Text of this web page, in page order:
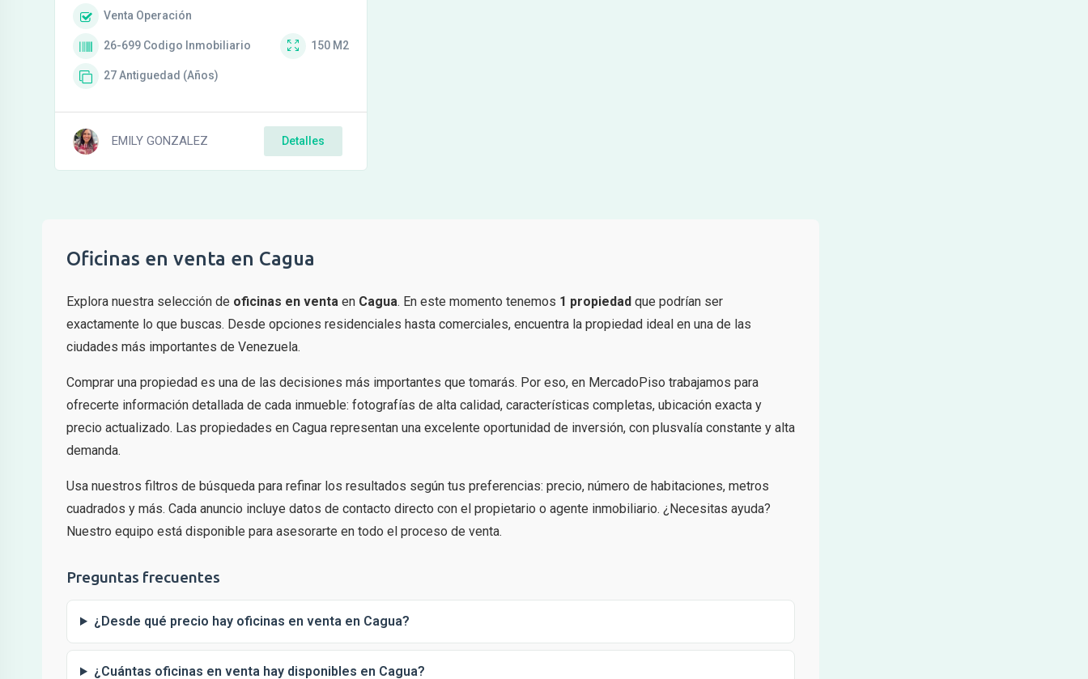
Venta Operación
26-699 Codigo Inmobiliario 150 M2
27Antiguedad (Años)
EMILY GONZALEZ Detalles
Oficinas en venta en Cagua
Explora nuestra selección de oficinas en venta en Cagua. En este momento tenemos 1 propiedad que podrían ser
exactamente lo que buscas. Desde opciones residenciales hasta comerciales, encuentra la propiedad ideal en una de las
ciudades más importantes de Venezuela.
Comprar una propiedad es una de las decisiones más importantes que tomarás. Por eso, en MercadoPiso trabajamos para
ofrecerte información detallada de cada inmueble: fotografías de alta calidad, características completas, ubicación exacta y
precio actualizado. Las propiedades en Cagua representan una excelente oportunidad de inversión, con plusvalía constante y alta
demanda.
Usa nuestros filtros de búsqueda para refinar los resultados según tus preferencias: precio, número de habitaciones, metros
cuadrados y más. Cada anuncio incluye datos de contacto directo con el propietario o agente inmobiliario. ¿Necesitas ayuda?
Nuestro equipo está disponible para asesorarte en todo el proceso de venta.
Preguntas frecuentes
¿Desde qué precio hay oficinas en venta en Cagua?
¿Cuántas oficinas en venta hay disponibles en Cagua?